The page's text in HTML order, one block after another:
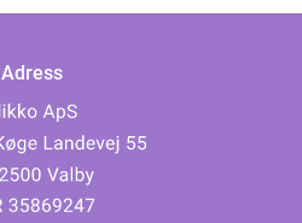
Adress